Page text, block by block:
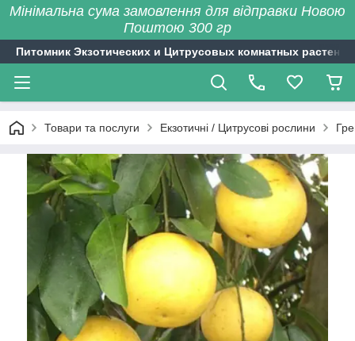
Мінімальна сума замовлення для відправки Новою
Поштою 300 гр
Питомник Экзотических и Цитрусовых комнатных растений
Товари та послуги Екзотичні / Цитрусові рослини